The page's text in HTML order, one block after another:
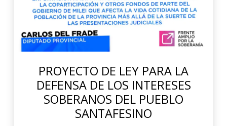
PROYECTO DE LEY PARA LA
DEFENSA DE LOS INTERESES
SOBERANOS DEL PUEBLO
SANTAFESINO